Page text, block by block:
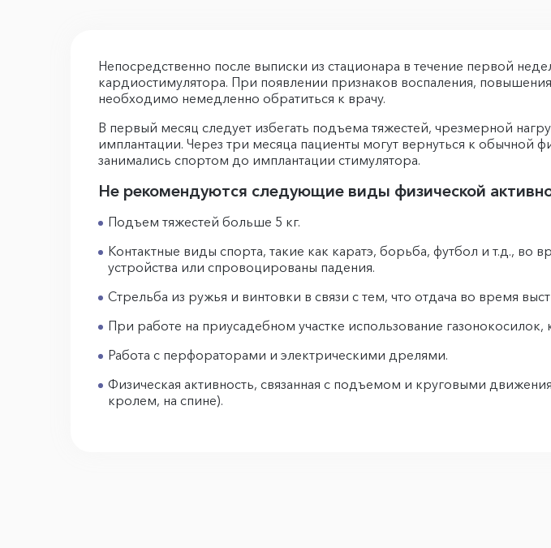
Непосредственно после выписки из стационара в течение первой
кардиостимулятора. При появлении признаков воспаления,
необходимо немедленно обратиться к врачу.
В первый месяц следует избегать подъема тяжестей, чрезмерной
имплантации. Через три месяца пациенты могут вернуться к обычной
занимались спортом до имплантации стимулятора.
Не рекомендуются следующие виды физической
Подъем тяжестей больше 5 кг.
Контактные виды спорта, такие как каратэ, борьба, футбол и т.д.,
устройства или спровоцированы падения.
Стрельба из ружья и винтовки в связи с тем, что отдача во время
При работе на приусадебном участке использование газонокосилок,
Работа с перфораторами и электрическими дрелями.
Физическая активность, связанная с подъемом и круговыми
кролем, на спине).